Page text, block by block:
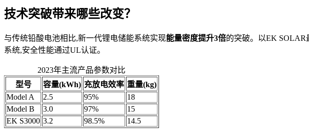
技术突破带来哪些改变？
与传统铅酸电池相比,新一代锂电储能系统实现能量密度提升3倍的突破。以EK
系统,安全性能通过UL认证。
2023年主流产品参数对比
型号
容量(kWh) 充放电效率 重量(kg)
Model A
2.5 95%
18
Model B
3.0 97%
15
EK S3000 3.2 98.5% 14.5